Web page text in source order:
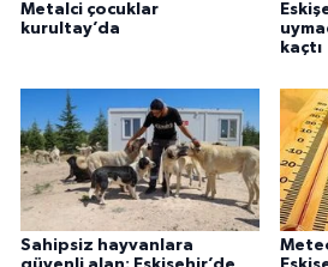
Metalci çocuklar
kurultay’da
kaçtı
Sahipsiz hayvanlara